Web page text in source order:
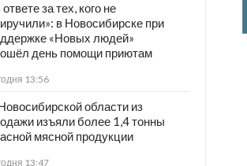
ответе за тех, кого не
в Новосибирске при
«Новых людей»
день помощи приютам
13:56
области из
изъяли более 1,4 тонны
мясной продукции
13:47